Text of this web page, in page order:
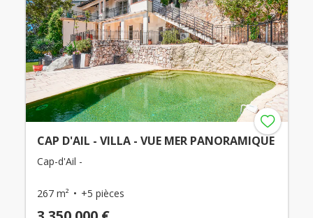
CAP D'AIL - VILLA - VUE MER PANORAMIQUE
Cap-d'Ail -
267 m² +5 pièces